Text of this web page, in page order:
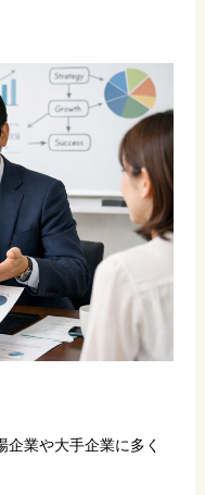
業や大手企業に多く